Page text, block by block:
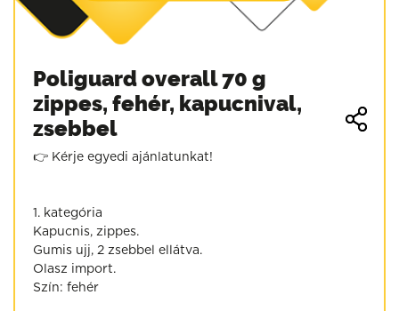
Poliguard overall 70 g
zippes, fehér, kapucnival,
zsebbel
👉 Kérje egyedi ajánlatunkat!
1. kategória
Kapucnis, zippes.
Gumis ujj, 2 zsebbel ellátva.
Olasz import.
Szín: fehér